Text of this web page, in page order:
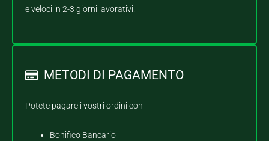
e veloci in 2-3 giorni lavorativi.
METODI DI PAGAMENTO
Potete pagare i vostri ordini con
Bonifico Bancario